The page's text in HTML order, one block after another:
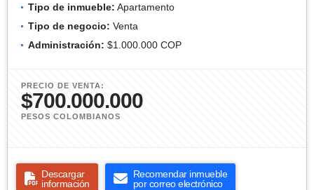
Tipo de inmueble: Apartamento
Tipo de negocio: Venta
Administración: $1.000.000 COP
PRECIO DE VENTA:
$700.000.000
PESOS COLOMBIANOS
Descargar
información
Recomendar inmueble
por correo electrónico